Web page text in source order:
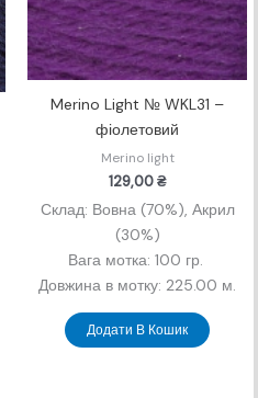
Merino Light № WKL31 –
фіолетовий
Merino light
129,00₴
Склад: Вовна (70%), Акрил
(30%)
Вага мотка: 100 гр.
Довжина в мотку: 225.00 м.
Додати В Кошик